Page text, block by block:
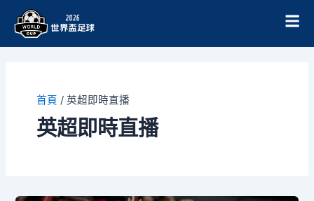
首頁 / 英超即時直播
英超即時直播